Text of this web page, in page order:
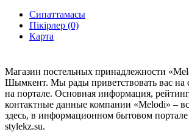
Сипаттамасы
Пікірлер (0)
Карта
Магазин постельных принадлежности
Шымкент. Мы рады приветствовать вас на
на портале. Основная информация,
контактные данные компании «Melodi» –
здесь, в информационном бытовом портале
stylekz.su.